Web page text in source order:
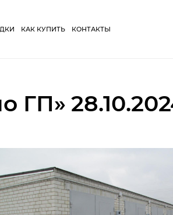
КАК КУПИТЬ КОНТАКТЫ
ГП»